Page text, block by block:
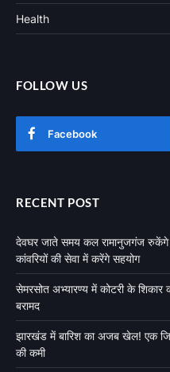
Health
FOLLOW US
Facebook
RECENT POST
देवघर जाते समय कल रामानुजगंज रुकेंगे
कांवरियों की सेवा में करेंगे सहयोग
सेमरसोत अभ्यारण्य में कोटरी के शिकार
बरामद
झारखंड में बारिश का अजब खेल! एक
की कमी